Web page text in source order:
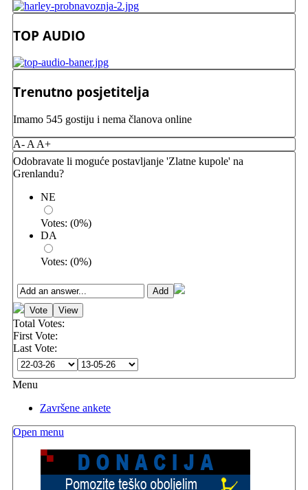
TOP AUDIO
Trenutno posjetitelja
Imamo 545 gostiju i nema članova online
A- A A+
Odobravate li moguće postavljanje 'Zlatne kupole' na
Grenlandu?
NE
Votes: (0%)
DA
Votes: (0%)
Total Votes:
First Vote:
Last Vote:
Menu
Završene ankete
Open menu